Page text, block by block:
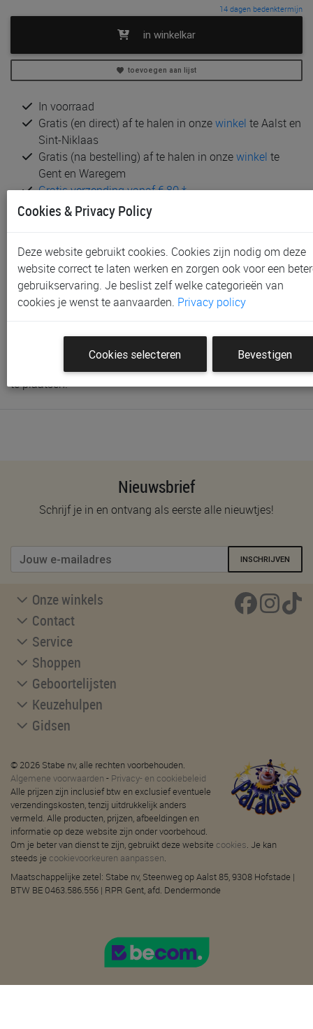
14 dagen bedenktermijn
in winkelkar
toevoegen aan lijst
In voorraad
Gratis (en direct) af te halen in onzewinkel te Aalst en
Sint-Niklaas
Gratis (na bestelling) af te halen in onzewinkel te
Gent en Waregem
Gratis verzending vanaf € 80 *
Voorraad bij Paradisio
Labels
Klantenbeoordelingen
Schrijf de eerste beoordeling
Meld je aan met je Paradisio account om een beoordeling
te plaatsen.
Nieuwsbrief
Schrijf je in en ontvang als eerste alle nieuwtjes!
INSCHRIJVEN
Onze winkels
Contact
Service
Shoppen
Geboortelijsten
Keuzehulpen
Gidsen
© 2026 Stabe nv, alle rechten voorbehouden.
Algemene voorwaarden - Privacy- en cookiebeleid
Alle prijzen zijn inclusief btw en exclusief eventuele
verzendingskosten, tenzij uitdrukkelijk anders
vermeld. Alle producten, prijzen, afbeeldingen en
informatie op deze website zijn onder voorbehoud.
Om je beter van dienst te zijn, gebruikt deze website cookies. Je kan
steeds je cookievoorkeuren aanpassen.
Maatschappelijke zetel: Stabe nv, Steenweg op Aalst 85, 9308 Hofstade |
BTW BE 0463.586.556 | RPR Gent, afd. Dendermonde
Cookies & Privacy Policy
Deze website gebruikt cookies. Cookies zijn nodig om deze
website correct te laten werken en zorgen ook voor een
gebruikservaring. Je beslist zelf welke categorieën van
cookies je wenst te aanvaarden. Privacy policy
Cookies selecteren Bevestigen